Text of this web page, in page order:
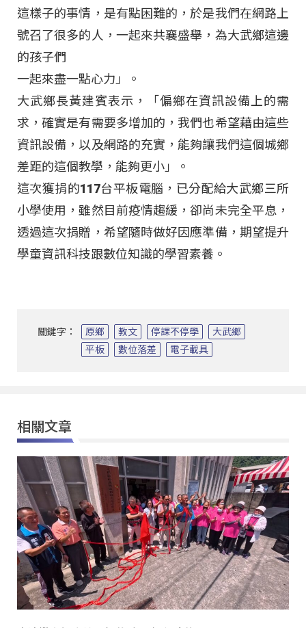
這樣子的事情，是有點困難的，於是我們在網路上
號召了很多的人，一起來共襄盛舉，為大武鄉這邊
的孩子們
一起來盡一點心力」。
大武鄉長黃建賓表示，「偏鄉在資訊設備上的需
求，確實是有需要多增加的，我們也希望藉由這些
資訊設備，以及網路的充實，能夠讓我們這個城鄉
差距的這個教學，能夠更小」。
這次獲捐的117台平板電腦，已分配給大武鄉三所
小學使用，雖然目前疫情趨緩，卻尚未完全平息，
透過這次捐贈，希望隨時做好因應準備，期望提升
學童資訊科技跟數位知識的學習素養。
關鍵字： 原鄉 教文 停課不停學
大武鄉
平板
數位落差 電子載具
相關文章